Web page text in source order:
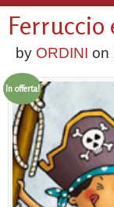
Ferruccio
by ORDINI on
In offerta!